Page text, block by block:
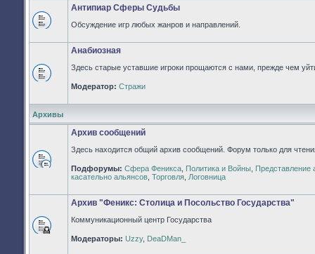
сообщений
сообщений
Антипиар Сферы Судьбы
Обсуждение игр любых жанров и направлений.
Нет
непрочитанных
Анабиозная
Здесь старые уставшие игроки прощаются с нами, прежде чем
Модератор: Стражи
Архивы
Нет
непрочитанных
Архив сообщений
Здесь находится общий архив сообщений. Форум только для
Подфорумы: Сфера Феникса Политика и Войны Представление
касательно альянсов Торговля Логовница
Форум
закрыт
Архив "Феникс: Столица и Посольство Государства"
Коммуникационный центр Государства
Модераторы: Uzzy, DeaDMan_